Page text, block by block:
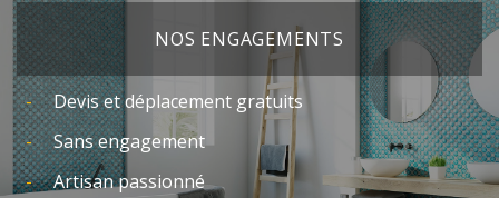
NOS ENGAGEMENTS
Devis et déplacement gratuits
Sans engagement
Artisan passionné